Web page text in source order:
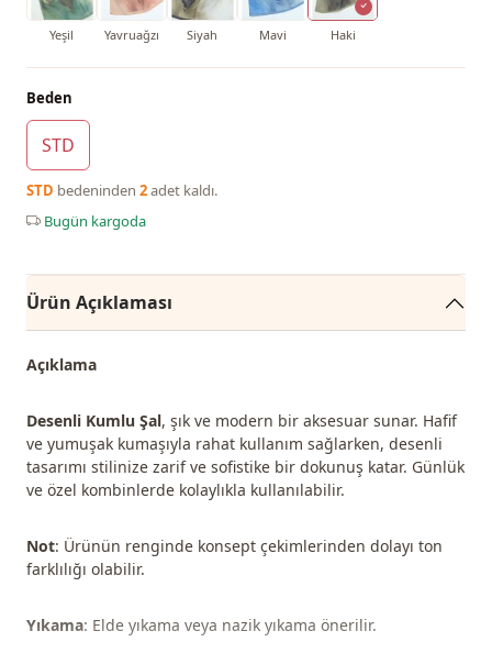
Yeşil Yavruağzı Siyah Mavi Haki
Beden
STD
STD bedeninden 2adet kaldı.
Bugün kargoda
Ürün Açıklaması
Açıklama
Desenli Kumlu Şal, şık ve modern bir aksesuar sunar. Hafif
ve yumuşak kumaşıyla rahat kullanım sağlarken, desenli
tasarımı stilinize zarif ve sofistike bir dokunuş katar. Günlük
ve özel kombinlerde kolaylıkla kullanılabilir.
Not: Ürünün renginde konsept çekimlerinden dolayı ton
farklılığı olabilir.
Yıkama: Elde yıkama veya nazik yıkama önerilir.